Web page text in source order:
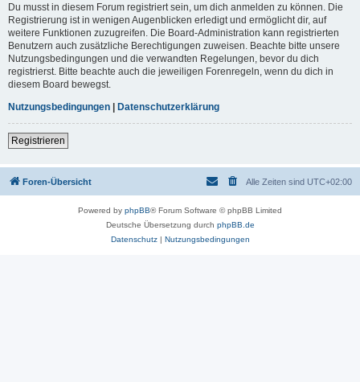
Du musst in diesem Forum registriert sein, um dich anmelden zu können. Die
Registrierung ist in wenigen Augenblicken erledigt und ermöglicht dir, auf
weitere Funktionen zuzugreifen. Die Board-Administration kann registrierten
Benutzern auch zusätzliche Berechtigungen zuweisen. Beachte bitte unsere
Nutzungsbedingungen und die verwandten Regelungen, bevor du dich
registrierst. Bitte beachte auch die jeweiligen Forenregeln, wenn du dich in
diesem Board bewegst.
Nutzungsbedingungen | Datenschutzerklärung
Registrieren
Foren-Übersicht Alle Zeiten sind UTC+02:00
Powered by phpBB® Forum Software © phpBB Limited
Deutsche Übersetzung durch phpBB.de
Datenschutz| Nutzungsbedingungen